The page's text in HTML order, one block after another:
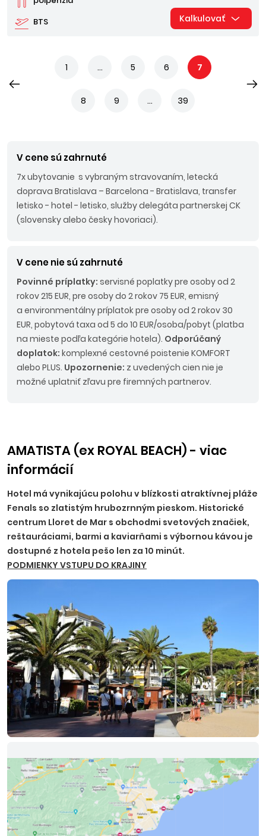
BTS Kalkulovať
1 ... 5 6 7
8 9 ... 39
V cene sú zahrnuté
7x ubytovanie s vybraným stravovaním, letecká
doprava Bratislava – Barcelona - Bratislava, transfer
letisko - hotel - letisko, služby delegáta partnerskej CK
(slovensky alebo česky hovoriaci).
V cene nie sú zahrnuté
Povinné príplatky: servisné poplatky pre osoby od 2
rokov 215 EUR, pre osoby do 2 rokov 75 EUR, emisný
a environmentálny príplatok pre osoby od 2 rokov 30
EUR, pobytová taxa od 5 do 10 EUR/osoba/pobyt (platba
na mieste podľa kategórie hotela). Odporúčaný
doplatok: komplexné cestovné poistenie KOMFORT
alebo PLUS. Upozornenie: z uvedených cien nie je
možné uplatniť zľavu pre firemných partnerov.
AMATISTA (ex ROYAL BEACH) - viac
informácií
Hotel má vynikajúcu polohu v blízkosti atraktívnej pláže
Fenals so zlatistým hrubozrnným pieskom. Historické
centrum Lloret de Mar s obchodmi svetových značiek,
reštauráciami, barmi a kaviarňami s výbornou kávou je
dostupné z hotela pešo len za 10 minút.
PODMIENKY VSTUPU DO KRAJINY